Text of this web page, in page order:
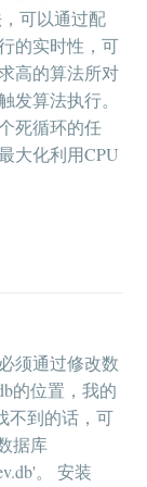
可以通过配
的实时性，可
高的算法所对
发算法执行。
死循环的任
大化利用CPU
须通过修改数
的位置，我的
不到的话，可
据库
。 安装